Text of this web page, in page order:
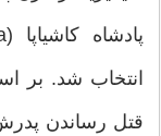
انتخاب شد. بر
قتل رساندن